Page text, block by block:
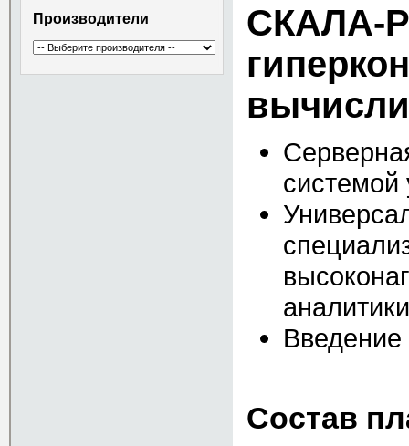
Производители
СКАЛА-Р
системой
аналитики
Состав